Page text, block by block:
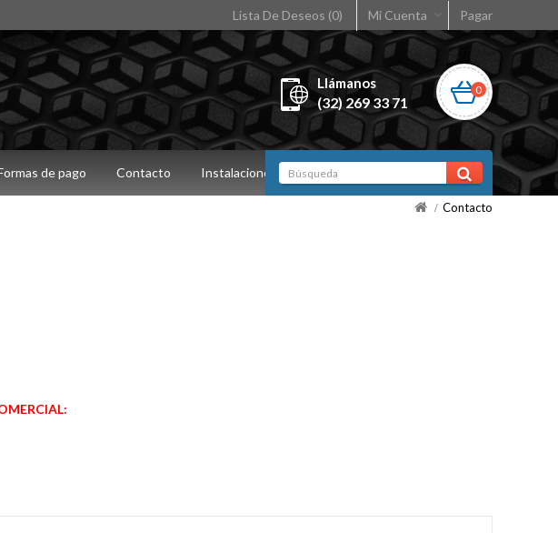
Lista De Deseos (0) Mi Cuenta Pagar
Llámanos
(32) 269 33 71
0
de pago Contacto Instalaciones
Contacto